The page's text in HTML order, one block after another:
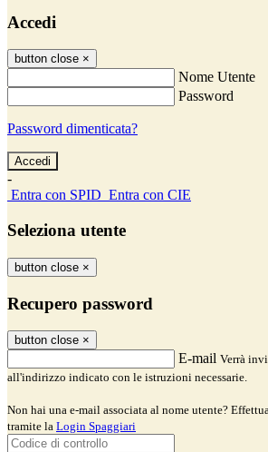
Accedi
button close ×
Nome Utente
Password
Password dimenticata?
-
Entra con SPID Entra con CIE
Seleziona utente
button close ×
Recupero password
button close ×
E-mail Verrà
all'indirizzo indicato con le istruzioni necessarie.
Non hai una e-mail associata al nome utente?
tramite la Login Spaggiari